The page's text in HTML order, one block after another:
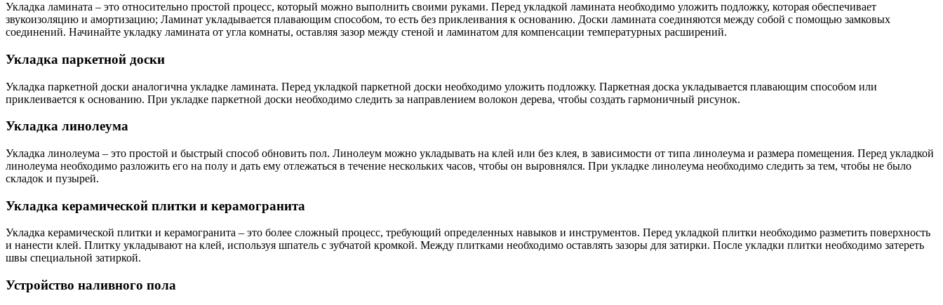
Укладка ламината – это относительно простой процесс, который можно выполнить своими руками. Перед укладкой ламината необходимо уложить подложку, которая обеспечивает
звукоизоляцию и амортизацию; Ламинат укладывается плавающим способом, то есть без приклеивания к основанию. Доски ламината соединяются между собой с помощью замковых
соединений. Начинайте укладку ламината от угла комнаты, оставляя зазор между стеной и ламинатом для компенсации температурных расширений.
Укладка паркетной доски
Укладка паркетной доски аналогична укладке ламината. Перед укладкой паркетной доски необходимо уложить подложку. Паркетная доска укладывается плавающим способом или
приклеивается к основанию. При укладке паркетной доски необходимо следить за направлением волокон дерева, чтобы создать гармоничный рисунок.
Укладка линолеума
Укладка линолеума – это простой и быстрый способ обновить пол. Линолеум можно укладывать на клей или без клея, в зависимости от типа линолеума и размера помещения. Перед укладкой
линолеума необходимо разложить его на полу и дать ему отлежаться в течение нескольких часов, чтобы он выровнялся. При укладке линолеума необходимо следить за тем, чтобы не было
складок и пузырей.
Укладка керамической плитки и керамогранита
Укладка керамической плитки и керамогранита – это более сложный процесс, требующий определенных навыков и инструментов. Перед укладкой плитки необходимо разметить поверхность
и нанести клей. Плитку укладывают на клей, используя шпатель с зубчатой кромкой. Между плитками необходимо оставлять зазоры для затирки. После укладки плитки необходимо затереть
швы специальной затиркой.
Устройство наливного пола